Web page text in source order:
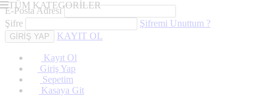
E-Posta Adresi
Şifre
Şifremi Unuttum ?
KAYIT OL
Kayıt Ol
Giriş Yap
Sepetim
Kasaya Git
TÜM KATEGORİLER